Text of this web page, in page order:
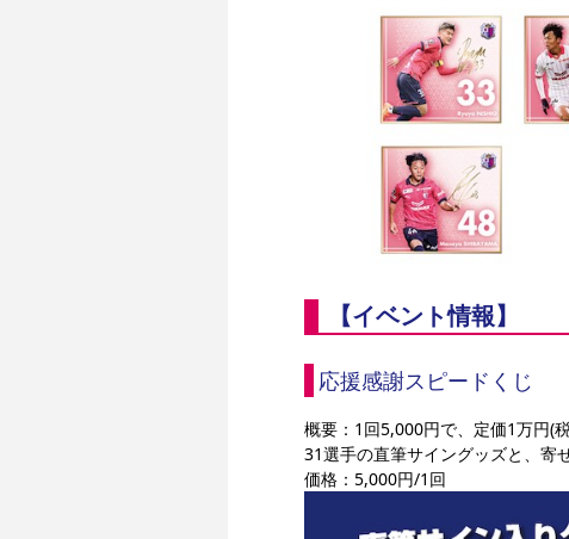
【イベント情報】
応援感謝スピードくじ
概要：1回5,000円で、定価1万円(
31選手の直筆サイングッズと、寄
価格：5,000円/1回